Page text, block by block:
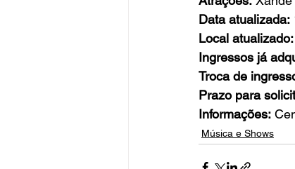
Data atualizada:
Local atualizado:
Ingressos já
Troca de
Prazo para
Informações:
Música e Shows